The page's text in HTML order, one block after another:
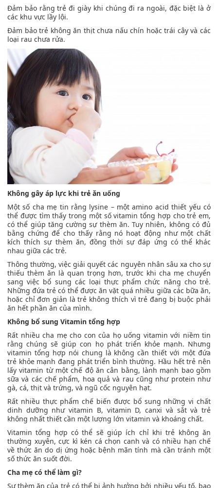
Đảm bảo rằng trẻ đi giày khi chúng đi ra ngoài, đặc biệt là ở
các khu vực lầy lội.
Đảm bảo trẻ không ăn thịt chưa nấu chín hoặc trái cây và các
loại rau chưa rửa.
Không gây áp lực khi trẻ ăn uống
Một số cha mẹ tin rằng lysine – một amino acid thiết yếu có
thể được tìm thấy trong một số vitamin tổng hợp cho trẻ em,
có thể giúp tăng cường sự thèm ăn. Tuy nhiên, không có đủ
bằng chứng để cho thấy rằng nó hoạt động như một chất
kích thích sự thèm ăn, đồng thời sự đáp ứng có thể khác
nhau giữa các trẻ.
Thông thường, việc giải quyết các nguyên nhân sâu xa cho sự
thiếu thèm ăn là quan trọng hơn, trước khi cha mẹ chuyển
sang việc bổ sung các loại thực phẩm chức năng cho trẻ.
Những đứa trẻ có thể được ăn vặt quá nhiều giữa các bữa ăn,
hoặc chỉ đơn giản là trẻ không thích vì trẻ đang bị buộc phải
ăn hết phần ăn của mình.
Không bổ sung Vitamin tổng hợp
Rất nhiều cha mẹ cho con của họ uống vitamin với niềm tin
rằng chúng sẽ giúp con họ phát triển khỏe mạnh. Nhưng
vitamin tổng hợp nói chung là không cần thiết với một đứa
trẻ khỏe mạnh đang phát triển bình thường. Hầu hết trẻ nên
lấy vitamin từ một chế độ ăn cân bằng, lành mạnh bao gồm
sữa và các chế phẩm, hoa quả và rau cũng như protein như
gà, cá, thịt và trứng, và ngũ cốc nguyên hạt.
Rất nhiều thực phẩm chế biến được bổ sung những vi chất
dinh dưỡng như vitamin B, vitamin D, canxi và sắt và trẻ
không nhất thiết cần một lượng lớn vitamin và khoáng chất.
Vitamin tổng hợp có thể sẽ giúp ích chỉ khi trẻ không ăn
thường xuyên, cực kì kén cá chọn canh và có nhiều hạn chế
về thức ăn do dị ứng hoặc bệnh mãn tính mà cần tránh một
số thức ăn suốt đời.
Cha mẹ có thể làm gì?
Sự thèm ăn của trẻ có thể bị ảnh hưởng bởi nhiều yếu tố, bao